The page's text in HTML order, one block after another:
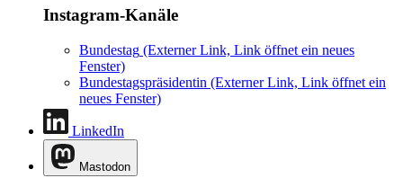
Instagram-Kanäle
Bundestag (Externer Link, Link öffnet ein neues
Fenster)
Bundestagspräsidentin (Externer Link, Link öffnet ein
neues Fenster)
LinkedIn
Mastodon